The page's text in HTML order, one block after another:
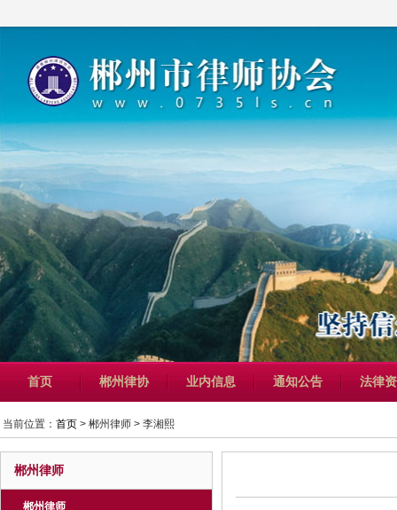
首页 郴州律协 业内信息 通知公告 法律
当前位置： 首页 > 郴州律师 > 李湘熙
郴州律师
郴州律师